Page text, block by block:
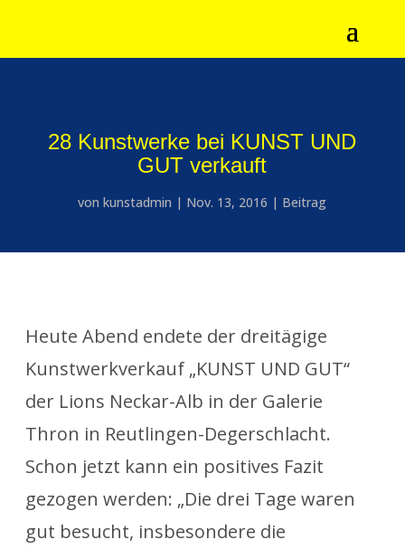
28 Kunstwerke bei KUNST UND
GUT verkauft
vonkunstadmin | Nov. 13, 2016 | Beitrag
Heute Abend endete der dreitägige
Kunstwerkverkauf „KUNST UND GUT“
der Lions Neckar-Alb in der Galerie
Thron in Reutlingen-Degerschlacht.
Schon jetzt kann ein positives Fazit
gezogen werden: „Die drei Tage waren
gut besucht, insbesondere die